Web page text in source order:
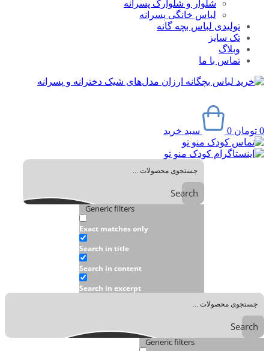
شلوار و شلوارک پسرانه
لباس خانگی پسرانه
تولیدی لباس بچه گانه
تک سایز
وبلاگ
تماس با ما
0 تومان 0 سبد خرید
Search
Generic filters
Exact matches only
Search in title
Search in content
Search in excerpt
Search
Generic filters